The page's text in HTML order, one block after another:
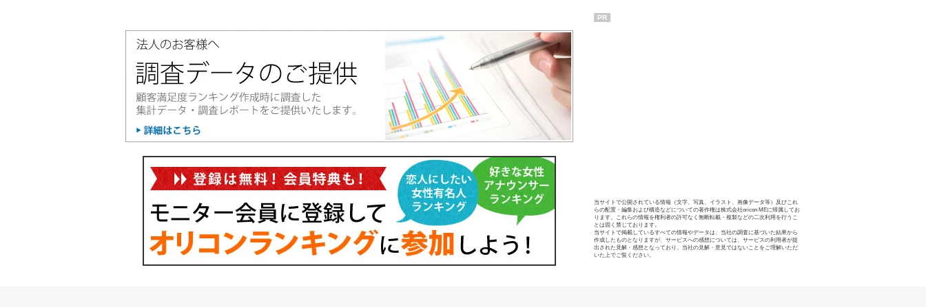
PR
当サイトで公開されている情報（文字、写真、イラスト、画像データ等）及びこれ
らの配置・編集および構造などについての著作権は株式会社oricon MEに帰属してお
ります。これらの情報を権利者の許可なく無断転載・複製などの二次利用を行うこ
とは固く禁じております。
当サイトで掲載しているすべての情報やデータは、当社の調査に基づいた結果から
作成したものとなりますが、サービスへの感想については、サービスの利用者が提
出された見解・感想となっており、当社の見解・意見ではないことをご理解いただ
いた上でご覧ください。